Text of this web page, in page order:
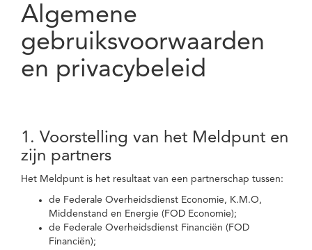
Algemene
gebruiksvoorwaarden
en privacybeleid
1. Voorstelling van het Meldpunt en
zijn partners
Het Meldpunt is het resultaat van een partnerschap tussen:
de Federale Overheidsdienst Economie, K.M.O,
Middenstand en Energie (FOD Economie);
de Federale Overheidsdienst Financiën (FOD
Financiën);